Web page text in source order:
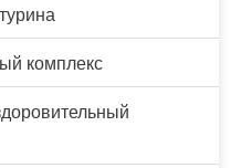
комплекс